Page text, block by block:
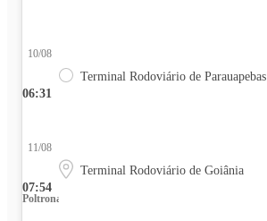
06:31
10/08
Terminal Rodoviário de Parauapebas
07:54
11/08
Terminal Rodoviário de Goiânia
Poltrona